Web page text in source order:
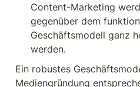
Content-Marketing
gegenüber dem
Geschäftsmodell ganz
werden.
Ein robustes
Mediengründung